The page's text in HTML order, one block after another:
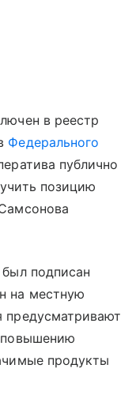
в реестр
Федерального
публично
позицию
подписан
на местную
предусматривают
повышению
продукты